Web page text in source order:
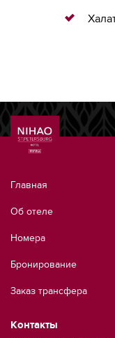
Главная
Об отеле
Номера
Бронирование
Заказ трансфера
Контакты